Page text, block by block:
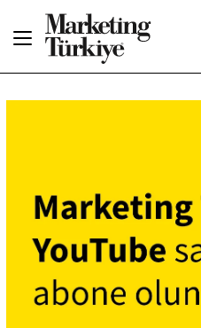
Dergiler
Etkinlikler